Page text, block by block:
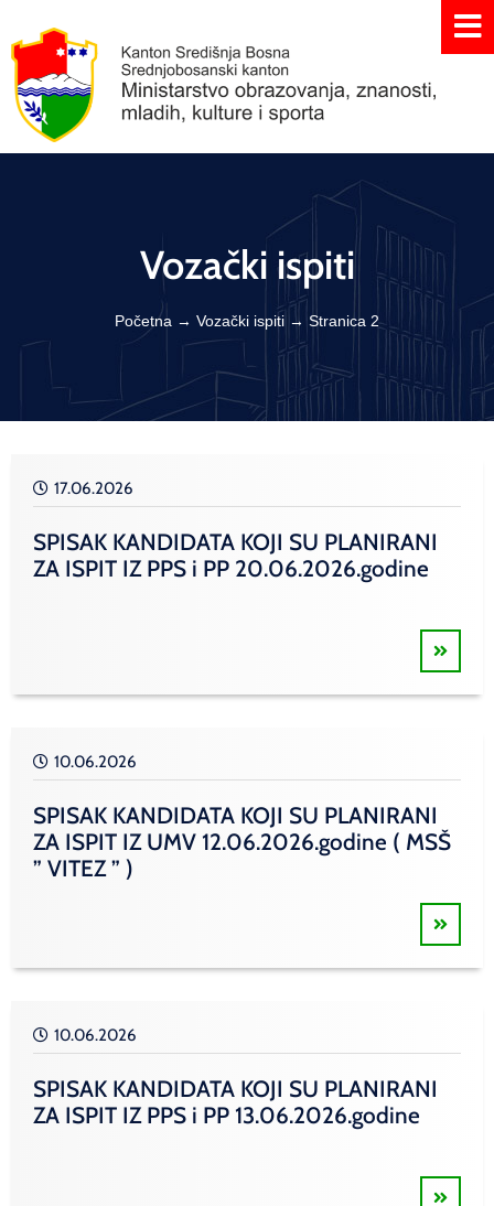
Vozački ispiti
Početna → Vozački ispiti → Stranica 2
17.06.2026
SPISAK KANDIDATA KOJI SU PLANIRANI
ZA ISPIT IZ PPS i PP 20.06.2026.godine
10.06.2026
SPISAK KANDIDATA KOJI SU PLANIRANI
ZA ISPIT IZ UMV 12.06.2026.godine ( MSŠ
” VITEZ ” )
10.06.2026
SPISAK KANDIDATA KOJI SU PLANIRANI
ZA ISPIT IZ PPS i PP 13.06.2026.godine